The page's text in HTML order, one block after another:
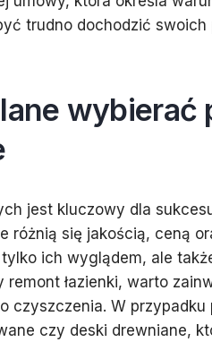
trudno dochodzić
wybierać
jest kluczowy dla
różnią się jakością, ceną
ich wyglądem, ale
remont łazienki, warto
czyszczenia. W przypadku
czy deski drewniane,